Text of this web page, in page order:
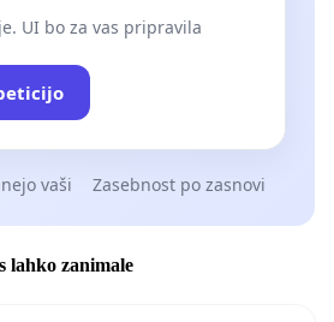
UI bo za vas pripravila
vaši Zasebnost po zasnovi
lahko zanimale